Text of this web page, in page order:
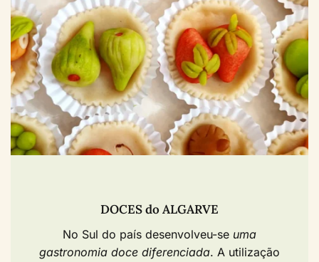
DOCES do ALGARVE​
No Sul do país desenvolveu-se uma
gastronomia doce diferenciada. A utilização